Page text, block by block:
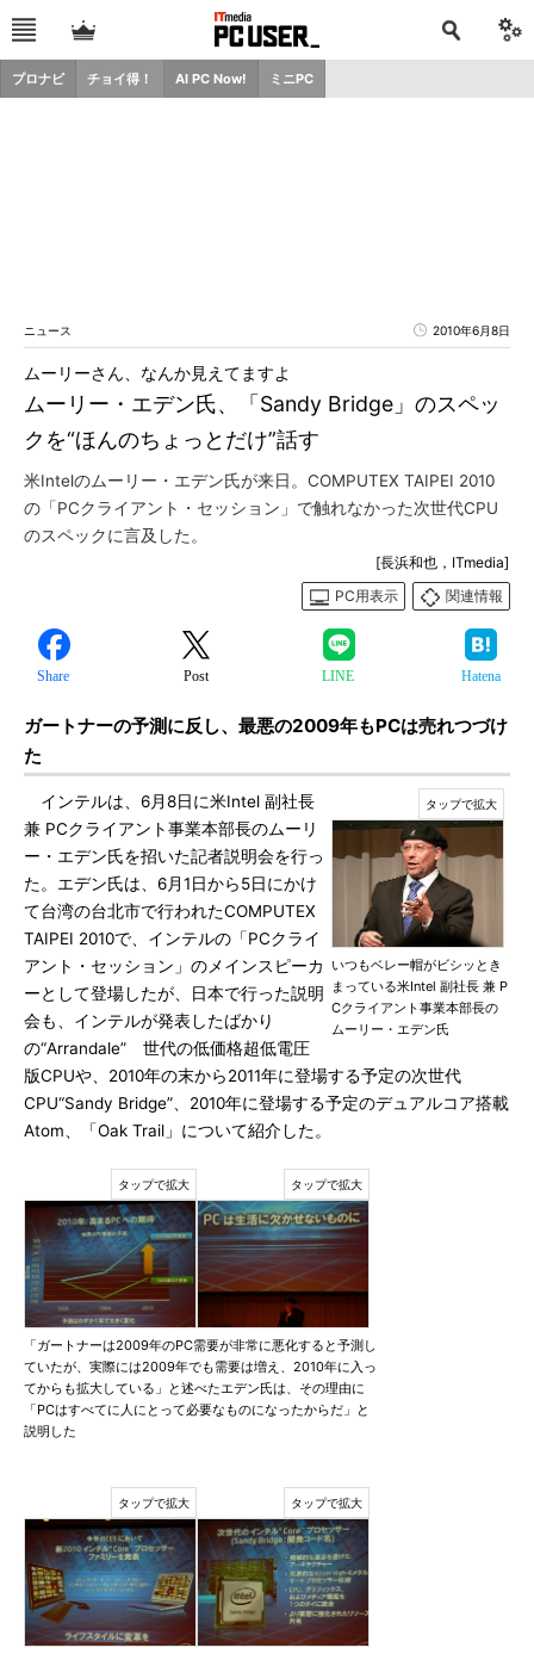
プロナビ チョイ得！ AI PC Now! ミニPC
ニュース 2010年6月8日
ムーリー・エデン氏、「Sandy Bridge」のスペッ
クを“ほんのちょっとだけ”話す
ムーリーさん、なんか見えてますよ
米Intelのムーリー・エデン氏が来日。COMPUTEX TAIPEI 2010
の「PCクライアント・セッション」で触れなかった次世代CPU
のスペックに言及した。
[長浜和也，ITmedia]
PC用表示
関連情報
Share Post LINE Hatena
ガートナーの予測に反し、最悪の2009年もPCは売れつづけ
た
いつもベレー帽がビシッとき
まっている米Intel 副社長 兼 P
Cクライアント事業本部長の
ムーリー・エデン氏
インテルは、6月8日に米Intel 副社長
兼 PCクライアント事業本部長のムーリ
ー・エデン氏を招いた記者説明会を行っ
た。エデン氏は、6月1日から5日にかけ
て台湾の台北市で行われたCOMPUTEX
TAIPEI 2010で、インテルの「PCクライ
アント・セッション」のメインスピーカ
ーとして登場したが、日本で行った説明
会も、インテルが発表したばかり
の“Arrandale” 世代の低価格超低電圧
版CPUや、2010年の末から2011年に登場する予定の次世代
CPU“Sandy Bridge”、2010年に登場する予定のデュアルコア搭載
Atom、「Oak Trail」について紹介した。
「ガートナーは2009年のPC需要が非常に悪化すると予測し
ていたが、実際には2009年でも需要は増え、2010年に入っ
てからも拡大している」と述べたエデン氏は、その理由に
「PCはすべてに人にとって必要なものになったからだ」と
説明した